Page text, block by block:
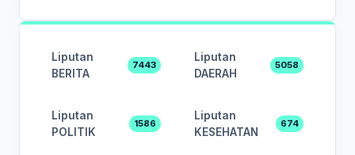
Liputan
BERITA
7443
Liputan
DAERAH
5058
Liputan
POLITIK
1586
Liputan
KESEHATAN
674